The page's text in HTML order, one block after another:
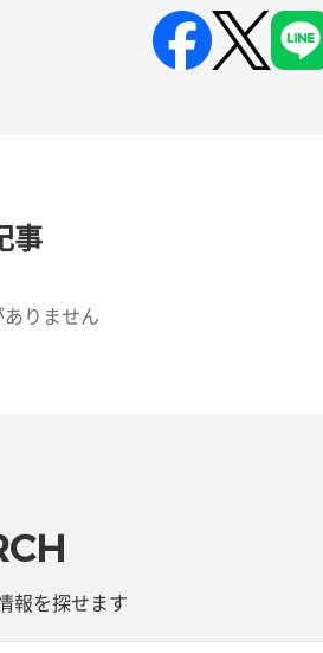
事
りません
報を探せます